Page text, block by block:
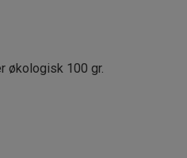
økologisk 100 gr.